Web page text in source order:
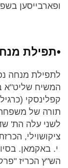
ופארבייסען
•תפילת
לתפילת מנחה
קפלינסקי
תורה של
לשני עלה הת'
ציקושוילי,
י. באקמאן.
הש"ץ הכריז